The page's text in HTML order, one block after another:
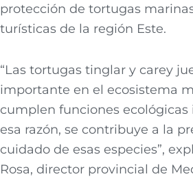
protección de tortugas
turísticas de la región Este.
“Las tortugas tinglar y carey
importante en el ecosistema
cumplen funciones
esa razón, se contribuye a la
cuidado de esas especies”,
Rosa, director provincial de